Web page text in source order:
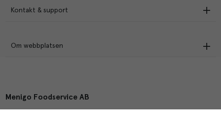
Kontakt & support
Om webbplatsen
Menigo Foodservice AB